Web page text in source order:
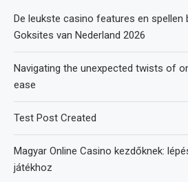
De leukste casino features en spellen
Goksites van Nederland 2026
Navigating the unexpected twists of
ease
Test Post Created
Magyar Online Casino kezdőknek:
játékhoz